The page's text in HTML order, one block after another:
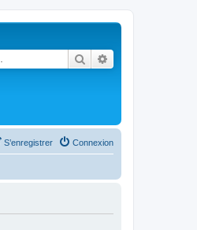
Rechercher
Connexion
S’enregistrer